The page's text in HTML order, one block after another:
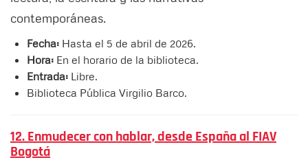
contemporáneas.
Fecha: Hasta el 5 de abril de 2026.
Hora: En el horario de la biblioteca.
Entrada: Libre.
Biblioteca Pública Virgilio Barco.
12. Enmudecer con hablar, desde España al FIAV
Bogotá